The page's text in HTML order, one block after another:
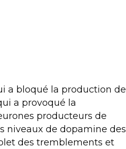
a bloqué la production de
a provoqué la
producteurs de
niveaux de dopamine des
des tremblements et